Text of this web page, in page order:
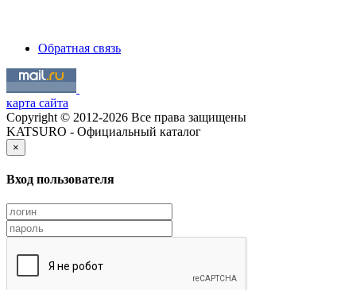
Обратная связь
карта сайта
Copyright © 2012-2026 Все права защищены
KATSURO - Официальный каталог
×
Вход пользователя